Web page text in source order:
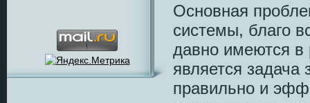
Основная
системы, благо
давно имеются в
является задача
правильно и